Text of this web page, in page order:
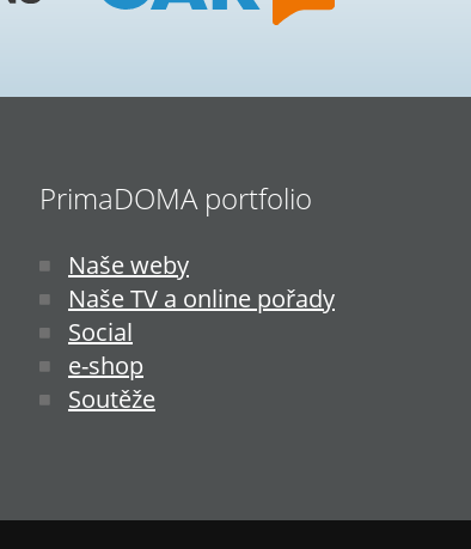
PrimaDOMA portfolio
Naše weby
Naše TV a online pořady
Social
e-shop
Soutěže